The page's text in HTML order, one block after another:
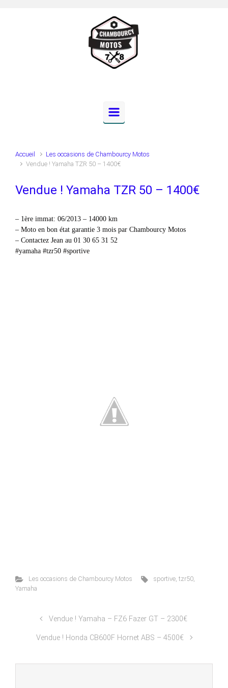
Accueil
Les occasions de Chambourcy Motos
Vendue ! Yamaha TZR 50 – 1400€
Vendue ! Yamaha TZR 50 – 1400€
– 1ère immat: 06/2013 – 14000 km
– Moto en bon état garantie 3 mois par Chambourcy Motos
– Contactez Jean au 01 30 65 31 52
#yamaha #tzr50 #sportive
Les occasions de Chambourcy Motos sportive,tzr50,
Yamaha
Vendue ! Yamaha – FZ6 Fazer GT – 2300€
Vendue ! Honda CB600F Hornet ABS – 4500€